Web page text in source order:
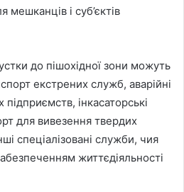
мешканців і суб’єктів
до пішохідної зони можуть
екстрених служб, аварійні
інкасаторські
для вивезення твердих
спеціалізовані служби, чия
життєдіяльності